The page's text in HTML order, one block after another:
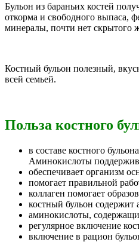
Бульон из бараньих костей
откорма и свободного выпаса,
минералы, почти нет скрытого
Костный бульон полезный,
всей семьей.
Польза костного
в составе костного
Аминокислоты
обеспечивает организм
помогает правильной
коллаген помогает
костный бульон содержит
аминокислоты,
регулярное включение
включение в рацион